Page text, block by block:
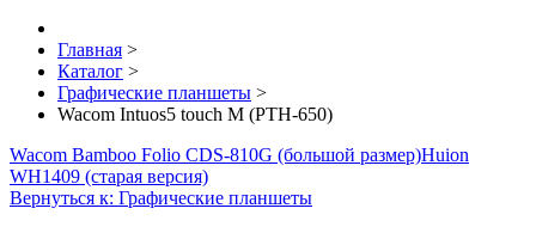
Главная >
Каталог >
Графические планшеты >
Wacom Intuos5 touch M (PTH-650)
Wacom Bamboo Folio CDS-810G (большой размер)Huion
WH1409 (старая версия)
Вернуться к: Графические планшеты